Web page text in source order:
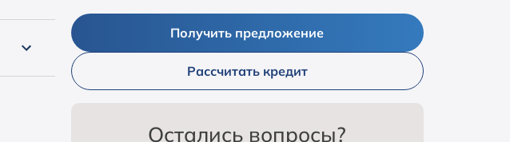
Получить предложение
Рассчитать кредит
Остались вопросы?